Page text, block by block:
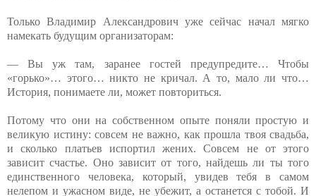
Только Владимир Александрович уже сейчас начал мягко
намекать будущим организаторам:
— Вы уж там, заранее гостей предупредите… Чтобы
«горько»… этого… никто не кричал. А то, мало ли что…
История, понимаете ли, может повториться.
Потому что они на собственном опыте поняли простую и
великую истину: совсем не важно, как прошла твоя свадьба,
и сколько платьев испортил жених. Совсем не от этого
зависит счастье. Оно зависит от того, найдешь ли ты того
единственного человека, который, увидев тебя в самом
нелепом и ужасном виде, не убежит, а останется с тобой. И